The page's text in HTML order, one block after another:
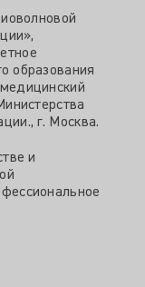
образования
г. Москва.
и